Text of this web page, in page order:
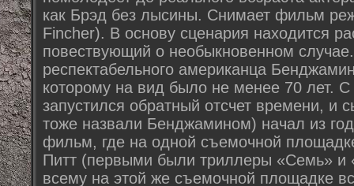
как Брэд без лысины. Снимает фильм
Fincher). В основу сценария находится
повествующий о необыкновенном
респектабельного американца
которому на вид было не менее 70 лет.
запустился обратный отсчет времени, и
тоже назвали Бенджамином) начал из
фильм, где на одной съемочной
Питт (первыми были триллеры «Семь» и
всему на этой же съемочной площадке